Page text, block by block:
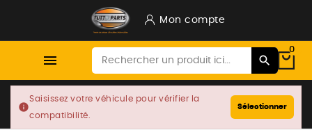
Mon compte

0
info
Saisissez votre véhicule pour vérifier la
compatibilité.
Sélectionner